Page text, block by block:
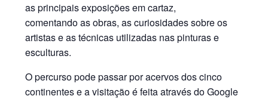
as principais exposições em cartaz,
comentando as obras, as curiosidades sobre os
artistas e as técnicas utilizadas nas pinturas e
esculturas.
O percurso pode passar por acervos dos cinco
continentes e a visitação é feita através do Google